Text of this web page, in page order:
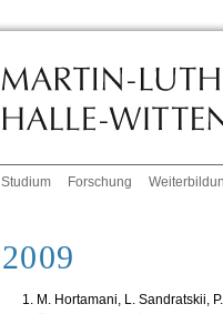
Studium Forschung
2009
M. Hortamani, L. Sandratskii,